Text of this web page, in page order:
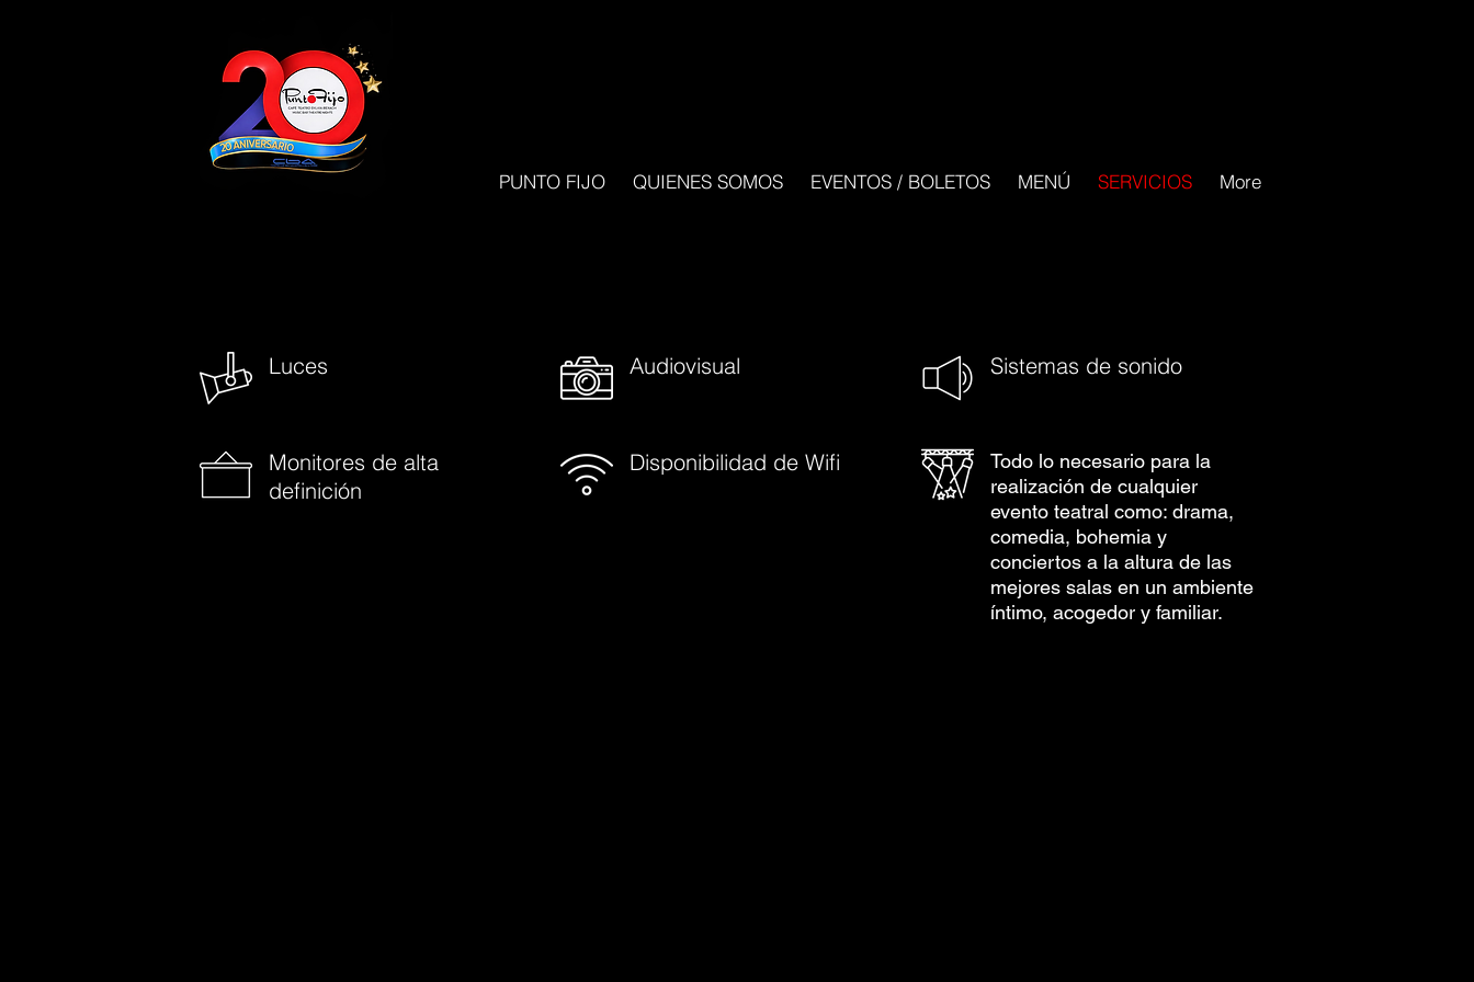
PUNTO FIJO QUIENES SOMOS EVENTOS / BOLETOS MENÚ SERVICIOS More
Luces Audiovisual Sistemas de sonido
Monitores de alta
definición
Disponibilidad de Wifi
Todo lo necesario para la
realización de cualquier
evento teatral como: drama,
comedia, bohemia y
conciertos a la altura de las
mejores salas en un ambiente
íntimo, acogedor y familiar.